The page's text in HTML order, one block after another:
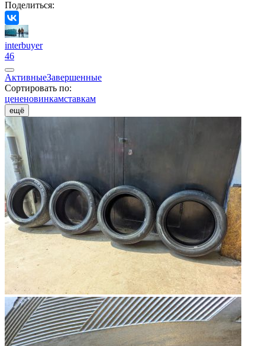
Поделиться:
interbuyer
46
АктивныеЗавершенные
Сортировать по:
цененовинкамставкам
ещё